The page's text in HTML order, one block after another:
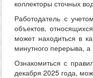
коллекторы сточных
Работодатель с
объектов,
может находиться в
минутного перерыва, а
Ознакомиться с
декабря 2025 года,